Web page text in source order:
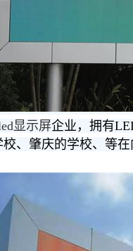
显示屏企业，拥有
、肇庆的学校、等